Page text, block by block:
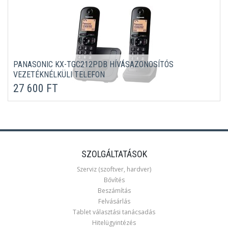
PANASONIC KX-TGC212PDB HÍVÁSAZONOSÍTÓS
VEZETÉKNÉLKÜLI TELEFON
27 600 FT
SZOLGÁLTATÁSOK
Szerviz (szoftver, hardver)
Bővítés
Beszámítás
Felvásárlás
Tablet választási tanácsadás
Hitelügyintézés